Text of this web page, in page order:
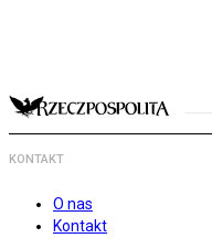
KONTAKT
O nas
Kontakt